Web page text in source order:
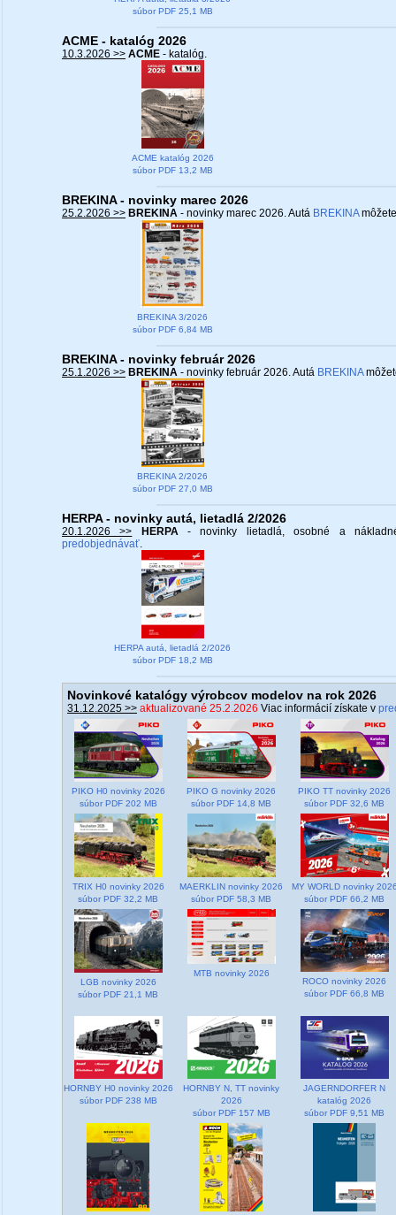
súbor PDF 25,1 MB
ACME - katalóg 2026
10.3.2026 >> ACME - katalóg.
ACME katalóg 2026
súbor PDF 13,2 MB
BREKINA - novinky marec 2026
25.2.2026 >> BREKINA - novinky marec 2026. Autá BREKINA
BREKINA 3/2026
súbor PDF 6,84 MB
BREKINA - novinky február 2026
25.1.2026 >> BREKINA - novinky február 2026. Autá BREKINA
BREKINA 2/2026
súbor PDF 27,0 MB
HERPA - novinky autá, lietadlá 2/2026
20.1.2026 >> HERPA- novinky lietadlá, osobné a
predobjednávať.
HERPA autá, lietadlá 2/2026
súbor PDF 18,2 MB
Novinkové katalógy výrobcov modelov na rok 2026
31.12.2025 >> aktualizované 25.2.2026 Viac informácií získate v
PIKO H0 novinky 2026
súbor PDF 202 MB
PIKO G novinky 2026
súbor PDF 14,8 MB
PIKO TT novinky 2026
súbor PDF 32,6 MB
TRIX H0 novinky 2026
súbor PDF 32,2 MB
MAERKLIN novinky 2026
súbor PDF 58,3 MB
MY WORLD novinky
súbor PDF 66,2 MB
LGB novinky 2026
súbor PDF 21,1 MB
MTB novinky 2026
ROCO novinky 2026
súbor PDF 66,8 MB
HORNBY H0 novinky 2026
súbor PDF 238 MB
HORNBY N, TT novinky
2026
súbor PDF 157 MB
JAGERNDORFER N
katalóg 2026
súbor PDF 9,51 MB